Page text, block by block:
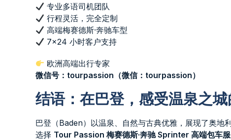
专业多语司机团队
行程灵活，完全定制
高端梅赛德斯·奔驰车型
7×24 小时客户支持
欧洲高端出行专家
微信号：tourpassion（微信：tourpassion）
结语：在巴登，感受温泉之
巴登（Baden）以温泉、自然与古典优雅，展现了奥地
选择 Tour Passion 梅赛德斯·奔驰 Sprinter 高端包车